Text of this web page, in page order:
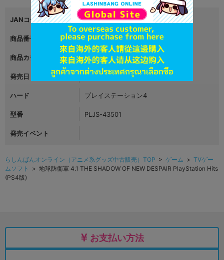
JANコード 4527823998308
商品番号 L02501184
商品カテゴリ ゲーム
発売日 2018年07月26日
ハード プレイステーション4
型番 PLJS-43501
発売イベント
らしんばんオンライン（アニメ系グッズ中古販売）TOP > ゲーム > TVゲー
ムソフト
> 地球防衛軍 4.1 THE SHADOW OF NEW DESPAIR PlayStation Hits
(PS4版)
お支払い方法